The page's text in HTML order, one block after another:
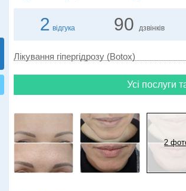
2 відгука 90 дзвінків
Лікування гіпергідрозу (Botox)
Усі послуги
2